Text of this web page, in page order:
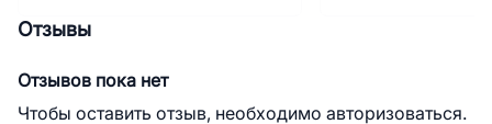
Отзывы
Отзывов пока нет
Чтобы оставить отзыв, необходимо авторизоваться.